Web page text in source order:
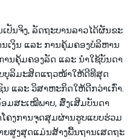
ນ​ຈິງ, ລັດ​ຖະ​ບານ​ລາວ​ໄດ້​ຜັນ​ຂະ​
ເງິນ ແລະ ການ​ຄຸ້ມ​ຄອງບໍລິຫານ​
ນ​ຄຸ້ມ​ຄອງ​ລັດ ແລະ ນຳ​ໃຊ້​ບັນ​ດາ​
ບຸ​ລິ​ມະ​ສິດ​ແຖວ​ໜ້າ​ໃຫ້​ດີ​ທີ​ສຸດ​
ແລະ ວິ​ສາ​ຫະ​ກິດ​ໃຫ້​ດີກວ່າເກົ່າ.
ມ​​ສະ​ເໝີ​ພາບ, ສົ່ງ​ເສີມ​ບັນ​ດາ​
ຄງ​ການ​ຈຸດ​ສຸມ​ຜ່ານ​ຮູບ​ແບບ​ຮ່ວມ​
ຍ​ສູງ​ສຸ​ດ​ແມ່ນ​ສ້າງ​ພື້ນ​ຖານ​ເສດ​ຖະ​